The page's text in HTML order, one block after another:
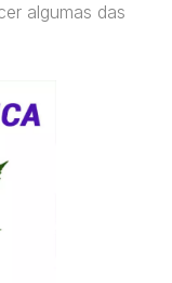
algumas das